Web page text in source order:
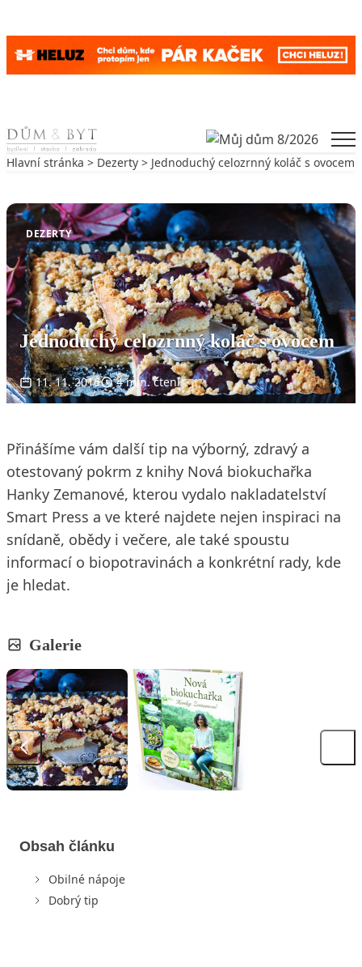
Skip to content
Hlavní stránka > Dezerty > Jednoduchý celozrnný koláč s ovocem
DEZERTY
Jednoduchý celozrnný koláč s ovocem
11. 11. 2016 4 min. čtení
Přinášíme vám další tip na výborný, zdravý a
otestovaný pokrm z knihy Nová biokuchařka
Hanky Zemanové, kterou vydalo nakladatelství
Smart Press a ve které najdete nejen inspiraci na
snídaně, obědy i večere, ale také spoustu
informací o biopotravinách a konkrétní rady, kde
je hledat.
Galerie
Obsah článku
Obilné nápoje
Dobrý tip